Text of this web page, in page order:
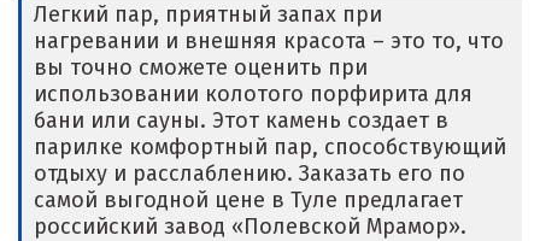
Легкий пар, приятный запах при
нагревании и внешняя красота – это то, что
вы точно сможете оценить при
использовании колотого порфирита для
бани или сауны. Этот камень создает в
парилке комфортный пар, способствующий
отдыху и расслаблению. Заказать его по
самой выгодной цене в Туле предлагает
российский завод «Полевской Мрамор».